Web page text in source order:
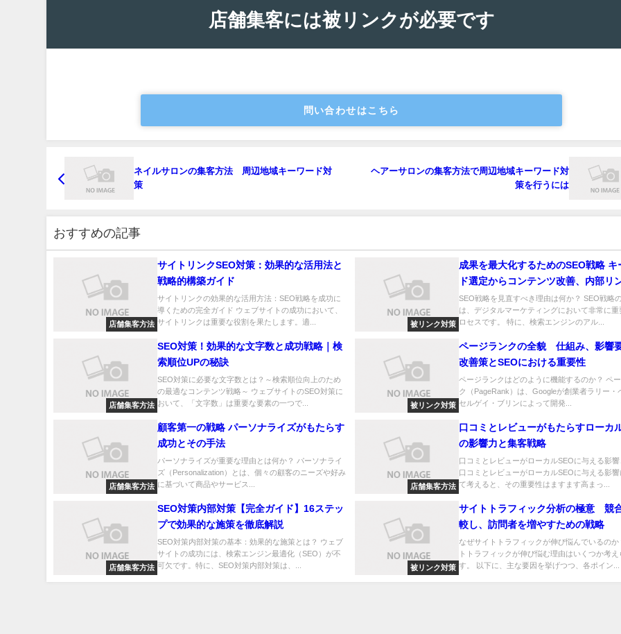
店舗集客には被リンクが必要です
問い合わせはこちら
ネイルサロンの集客方法 周辺地域キーワード対
策
ヘアーサロンの集客方法で周辺地域キーワード対
策を行うには
おすすめの記事
店舗集客方法
サイトリンクSEO対策：効果的な活用法と
戦略的構築ガイド
サイトリンクの効果的な活用方法：SEO戦略を成功に
導くための完全ガイド ウェブサイトの成功において、
サイトリンクは重要な役割を果たします。適...
被リンク対策
成果を最大化するためのSEO戦略 キ
ド選定からコンテンツ改善、内部リ
用法まで徹底解説
SEO戦略を見直すべき理由は何か？ SEO戦略
は、デジタルマーケティングにおいて非常に重
ロセスです。 特に、検索エンジンのアル...
店舗集客方法
SEO対策！効果的な文字数と成功戦略｜検
索順位UPの秘訣
SEO対策に必要な文字数とは？～検索順位向上のため
の最適なコンテンツ戦略～ ウェブサイトのSEO対策に
おいて、「文字数」は重要な要素の一つで...
被リンク対策
ページランクの全貌 仕組み、影響要
改善策とSEOにおける重要性
ページランクはどのように機能するのか？ ペ
ク（PageRank）は、Googleが創業者ラリー・
セルゲイ・ブリンによって開発...
店舗集客方法
顧客第一の戦略 パーソナライズがもたらす
成功とその手法
パーソナライズが重要な理由とは何か？ パーソナライ
ズ（Personalization）とは、個々の顧客のニーズや好み
に基づいて商品やサービス...
店舗集客方法
口コミとレビューがもたらすローカ
の影響力と集客戦略
口コミとレビューがローカルSEOに与える影響
口コミとレビューがローカルSEOに与える影響
て考えると、その重要性はますます高まっ...
店舗集客方法
SEO対策内部対策【完全ガイド】16ステッ
プで効果的な施策を徹底解説
SEO対策内部対策の基本：効果的な施策とは？ ウェブ
サイトの成功には、検索エンジン最適化（SEO）が不
可欠です。特に、SEO対策内部対策は、...
被リンク対策
サイトトラフィック分析の極意 競
較し、訪問者を増やすための戦略
なぜサイトトラフィックが伸び悩んでいるのか
トトラフィックが伸び悩む理由はいくつか考え
す。 以下に、主な要因を挙げつつ、各ポイン...